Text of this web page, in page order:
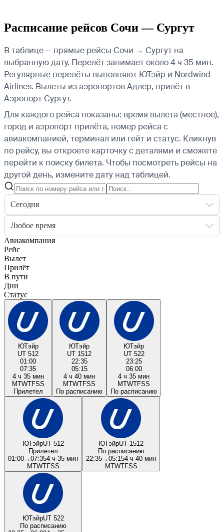
Расписание рейсов Сочи — Сургут
В таблице — прямые рейсы Сочи → Сургут на
выбранную дату. Перелёт занимает около 4 ч 35 мин.
Регулярные перелёты выполняют ЮТэйр и Nordwind
Airlines. Вылеты из аэропортов Адлер, прилёт в
Аэропорт Сургут.
Для каждого рейса показаны: время вылета (местное),
город и аэропорт прилёта, номер рейса с
авиакомпанией, терминал или гейт и статус. Кликнув
по рейсу, вы откроете карточку с деталями и сможете
перейти к поиску билета. Чтобы посмотреть рейсы на
другой день, измените дату над таблицей.
Сегодня
Любое время
Авиакомпания
Рейс
Вылет
Прилёт
В пути
Дни
Статус
ЮТэйр
UT 512
01:00
07:35
4 ч 35 мин
MTWTFSS
Прилетел
ЮТэйр
UT 1512
22:35
05:15
4 ч 40 мин
MTWTFSS
По расписанию
ЮТэйр
UT 522
23:25
06:00
4 ч 35 мин
MTWTFSS
По расписанию
ЮТэйрUT 512
Прилетел
01:00→07:354 ч 35 мин
MTWTFSS
ЮТэйрUT 1512
По расписанию
22:35→05:154 ч 40 мин
MTWTFSS
ЮТэйрUT 522
По расписанию